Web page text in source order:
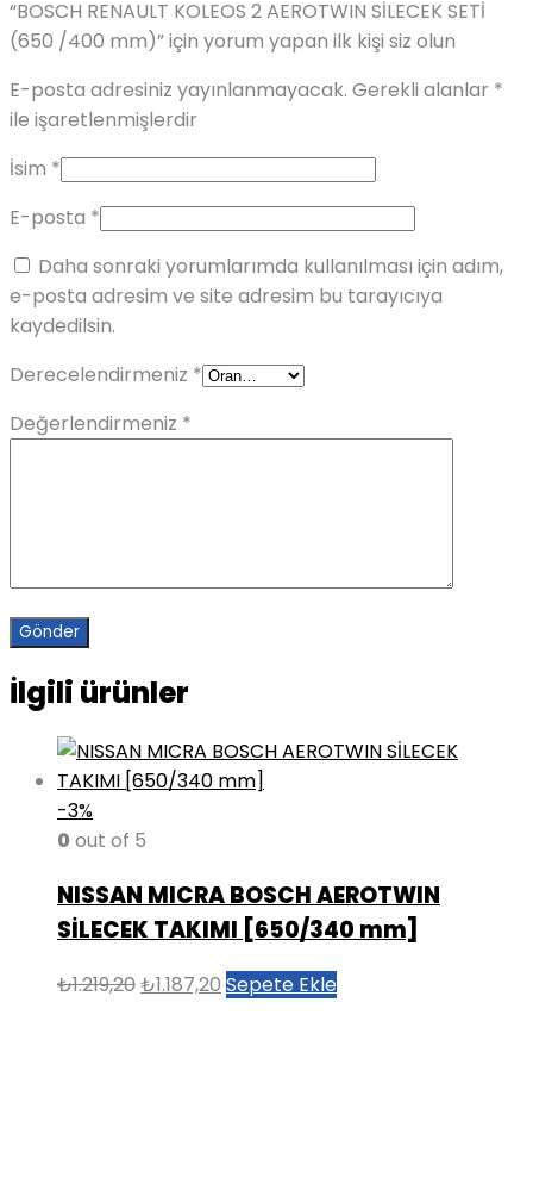
“BOSCH RENAULT KOLEOS 2 AEROTWIN SİLECEK SETİ
(650 /400 mm)” için yorum yapan ilk kişi siz olun
E-posta adresiniz yayınlanmayacak. Gerekli alanlar *
ile işaretlenmişlerdir
İsim *
E-posta *
Daha sonraki yorumlarımda kullanılması için adım,
e-posta adresim ve site adresim bu tarayıcıya
kaydedilsin.
Derecelendirmeniz *
Değerlendirmeniz *
İlgili ürünler
-3%
0 out of 5
NISSAN MICRA BOSCH AEROTWIN
SİLECEK TAKIMI [650/340 mm]
₺1.219,20Orijinal
₺1.187,20 Şu
Sepete Ekle